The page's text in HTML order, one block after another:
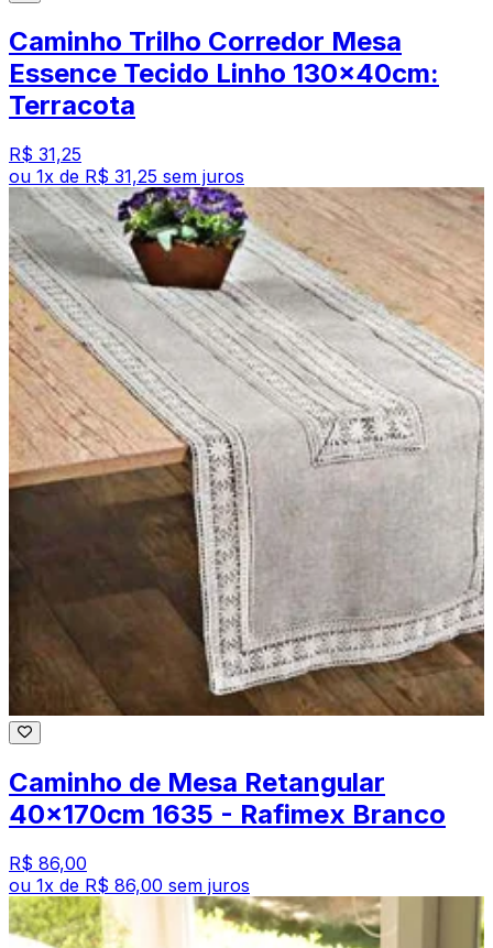
Caminho Trilho Corredor Mesa
Essence Tecido Linho 130x40cm:
Terracota
R$ 31,25
ou 1x de R$ 31,25 sem juros
Caminho de Mesa Retangular
40x170cm 1635 - Rafimex Branco
R$ 86,00
ou 1x de R$ 86,00 sem juros